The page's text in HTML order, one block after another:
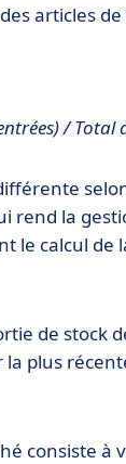
articles
/ Total
rend la
calcul de
de stock
plus
consiste à